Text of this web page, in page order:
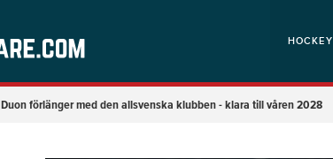
HOCKEY
Duon förlänger med den allsvenska klubben - klara till våren 2028